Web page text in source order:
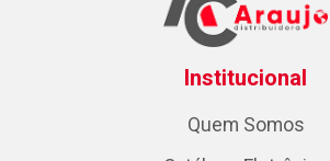
Institucional
Quem Somos